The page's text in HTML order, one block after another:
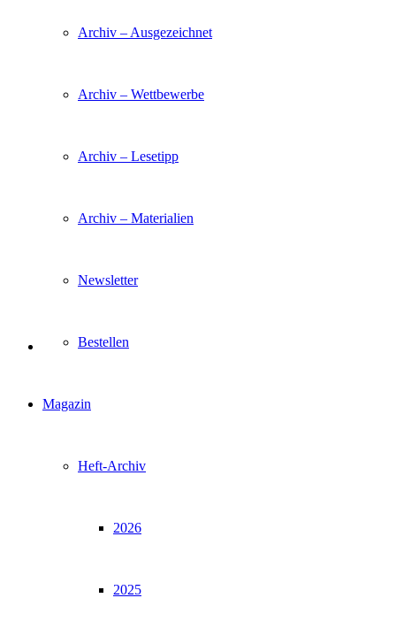
Archiv – Ausgezeichnet
Archiv – Wettbewerbe
Archiv – Lesetipp
Archiv – Materialien
Newsletter
Bestellen
Magazin
Heft-Archiv
2026
2025